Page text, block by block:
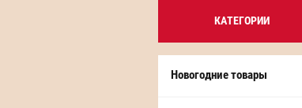
КАТЕГОРИИ
Новогодние товары